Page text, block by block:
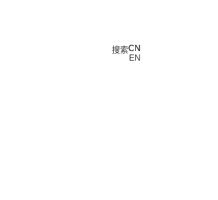
CN
CN
EN
搜索